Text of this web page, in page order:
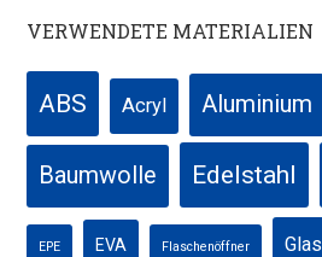
VERWENDETE MATERIALIEN
ABS Acryl Aluminium
Baumwolle Edelstahl
EPE EVA Flaschenöffner Glas